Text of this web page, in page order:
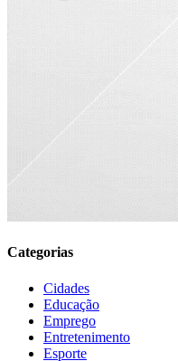
Categorias
Cidades
Educação
Emprego
Entretenimento
Esporte